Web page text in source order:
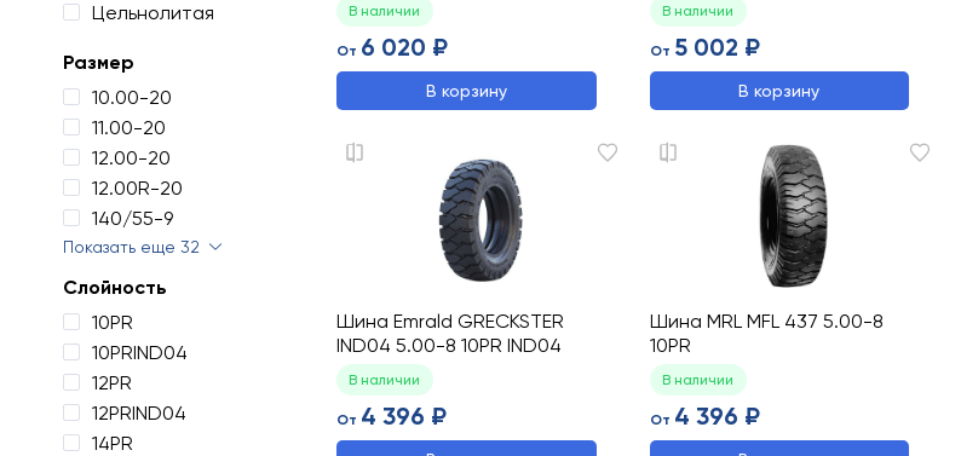
Цельнолитая
Размер
10.00-20
11.00-20
12.00-20
12.00R-20
140/55-9
Показать еще 32
Слойность
10PR
10PRIND04
12PR
12PRIND04
14PR
В наличии
От 6 020 ₽
В корзину
В наличии
От 5 002 ₽
В корзину
Шина Emrald GRECKSTER
IND04 5.00-8 10PR IND04
В наличии
От 4 396 ₽
Шина MRL MFL 437 5.00-8
10PR
В наличии
От 4 396 ₽